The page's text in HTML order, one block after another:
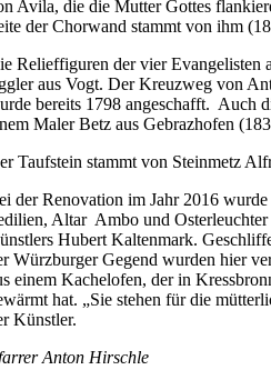
Avila, die die Mutter Gottes
der Chorwand stammt von ihm
Relieffiguren der vier Evangelisten
aus Vogt. Der Kreuzweg von
bereits 1798 angeschafft. Auch
Maler Betz aus Gebrazhofen
Taufstein stammt von Steinmetz
der Renovation im Jahr 2016
Altar Ambo und Osterleuchter
Hubert Kaltenmark.
Würzburger Gegend wurden hier
einem Kachelofen, der in
hat. „Sie stehen für die
Künstler.
Anton Hirschle